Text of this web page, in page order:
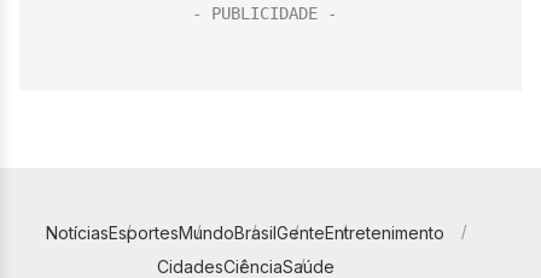
NotíciasEsportesMundoBrasilGenteEntretenimento
CidadesCiênciaSaúde